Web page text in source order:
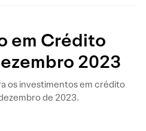
em Crédito
2023
os investimentos em crédito
de 2023.